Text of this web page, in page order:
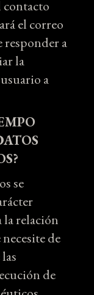
contacto
el correo
a
la
a
se
la relación
de
de